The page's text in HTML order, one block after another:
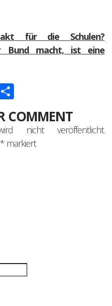
für die Schulen?
Bund macht, ist eine
COMMENT
nicht veröffentlicht.
*markiert